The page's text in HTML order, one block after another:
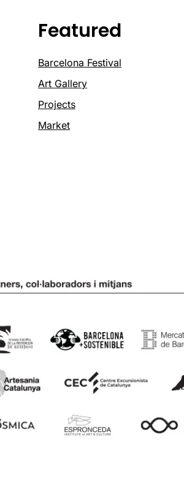
Featured
Barcelona Festival
Art Gallery
Projects
Market